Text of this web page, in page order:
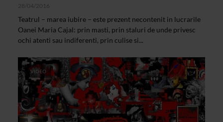
28/04/2016
Teatrul – marea iubire – este prezent necontenit in lucrarile
Oanei Maria Cajal: prin masti, prin staluri de unde privesc
ochi atenti sau indiferenti, prin culise si...
VIDEO